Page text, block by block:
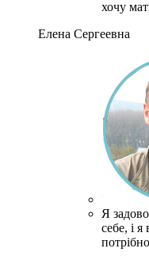
хочу
Елена Сергеевна
Я
себе, і